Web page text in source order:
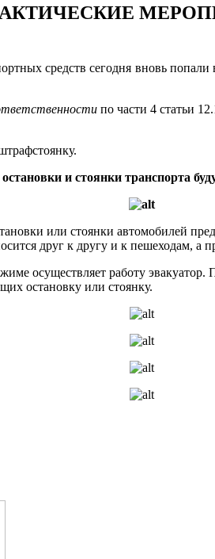
средств сегодня вновь
по части 4 статьи
и стоянки транспорта
или стоянки автомобилей
друг к другу и к пешеходам,
осуществляет работу
остановку или стоянку.